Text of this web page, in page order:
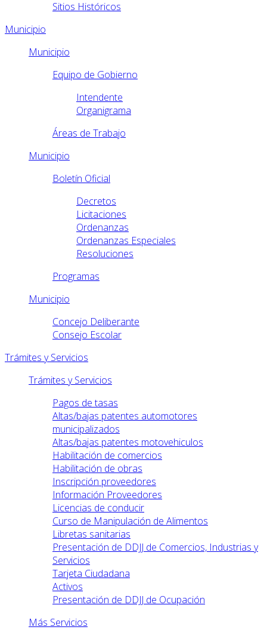
Sitios Históricos
Municipio
Municipio
Equipo de Gobierno
Intendente
Organigrama
Áreas de Trabajo
Municipio
Boletín Oficial
Decretos
Licitaciones
Ordenanzas
Ordenanzas Especiales
Resoluciones
Programas
Municipio
Concejo Deliberante
Consejo Escolar
Trámites y Servicios
Trámites y Servicios
Pagos de tasas
Altas/bajas patentes automotores
municipalizados
Altas/bajas patentes motovehiculos
Habilitación de comercios
Habilitación de obras
Inscripción proveedores
Información Proveedores
Licencias de conducir
Curso de Manipulación de Alimentos
Libretas sanitarias
Presentación de DDJJ de Comercios, Industrias y
Servicios
Tarjeta Ciudadana
Activos
Presentación de DDJJ de Ocupación
Más Servicios